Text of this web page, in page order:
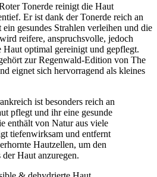
Tonerde reinigt die Haut
Er ist dank der Tonerde reich an
gesundes Strahlen verleihen und die
reifere, anspruchsvolle, jedoch
Haut optimal gereinigt und gepflegt.
zur Regenwald-Edition von The
eignet sich hervorragend als kleines
ist besonders reich an
pflegt und ihr eine gesunde
enthält von Natur aus viele
tiefenwirksam und entfernt
Hautzellen, um den
der Haut anzuregen.